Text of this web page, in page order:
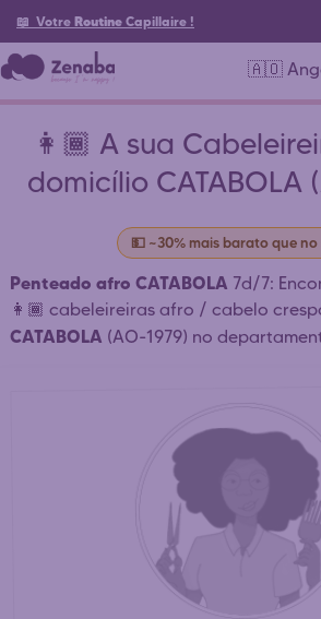
📖 Votre Routine Capillaire !
🇦🇴
👩🏾 A sua
domicílio CATABOLA
💵 ~30% mais barato que
Penteado afro CATABOLA 7d/7:
👩🏾 cabeleireiras afro / cabelo
CATABOLA (AO-1979) no
simples e rápida. Marque a sua
Contacte diretamente as
próximas para um penteado afro /
30% mais barato
que num